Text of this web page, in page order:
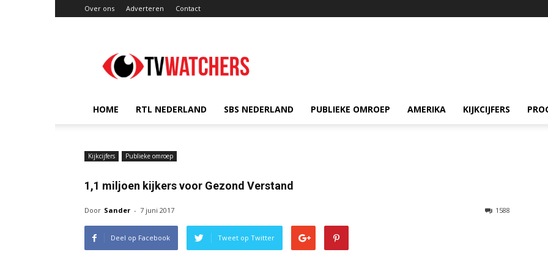
Over ons Adverteren Contact
HOME RTL NEDERLAND SBS NEDERLAND PUBLIEKE OMROEP AMERIKA KIJKCIJFERS
Kijkcijfers Publieke omroep
1,1 miljoen kijkers voor Gezond Verstand
Door Sander - 7 juni 2017 1588
Deel op Facebook Tweet op Twitter